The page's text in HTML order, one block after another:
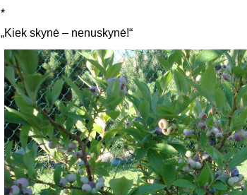
*
„Kiek skynė – nenuskynė!“